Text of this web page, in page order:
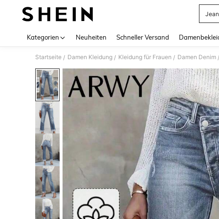
Kategorien Neuheiten Schneller Versand
Startseite / Damen Kleidung / Kleidung für Frauen / Damen Denim /